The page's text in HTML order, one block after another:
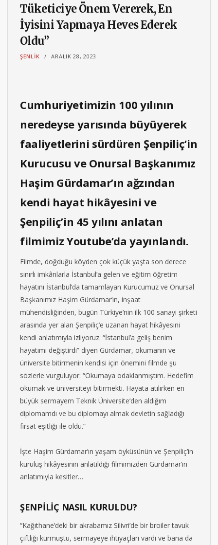
Tüketiciye Önem Vererek, En
İyisini Yapmaya Heves Ederek
Oldu”
ŞENLIK ARALIK 28, 2023
Cumhuriyetimizin 100 yılının
neredeyse yarısında büyüyerek
faaliyetlerini sürdüren Şenpiliç’in
Kurucusu ve Onursal Başkanımız
Haşim Gürdamar’ın ağzından
kendi hayat hikâyesini ve
Şenpiliç’in 45 yılını anlatan
filmimiz Youtube’da yayınlandı.
Filmde, doğduğu köyden çok küçük yaşta son derece
sınırlı imkânlarla İstanbul’a gelen ve eğitim öğretim
hayatını İstanbul’da tamamlayan Kurucumuz ve Onursal
Başkanımız Haşim Gürdamar’ın, inşaat
mühendisliğinden, bugün Türkiye’nin ilk 100 sanayi şirketi
arasında yer alan Şenpiliç’e uzanan hayat hikâyesini
kendi anlatımıyla izliyoruz. “İstanbul’a geliş benim
hayatımı değiştirdi” diyen Gürdamar, okumanın ve
üniversite bitirmenin kendisi için önemini filmde şu
sözlerle vurguluyor: “Okumaya odaklanmıştım. Hedefim
okumak ve üniversiteyi bitirmekti. Hayata atılırken en
büyük sermayem Teknik Üniversite’den aldığım
diplomamdı ve bu diplomayı almak devletin sağladığı
fırsat eşitliği ile oldu.”
İşte Haşim Gürdamar’ın yaşam öyküsünün ve Şenpiliç’in
kuruluş hikâyesinin anlatıldığı filmimizden Gürdamar’ın
anlatımıyla kesitler…
ŞENPİLİÇ NASIL KURULDU?
“Kağıthane’deki bir akrabamız Silivri’de bir broiler tavuk
çiftliği kurmuştu, sermayeye ihtiyaçları vardı ve bana da